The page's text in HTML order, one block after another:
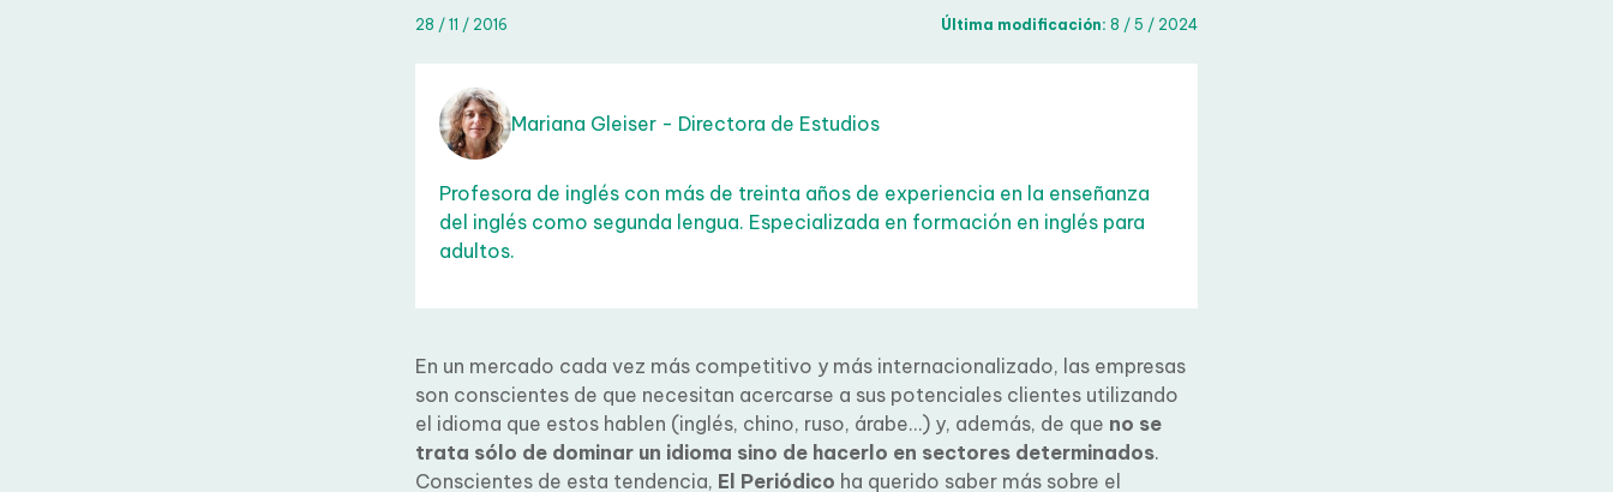
28 / 11 / 2016 Última modificación:8 / 5 / 2024
Mariana Gleiser - Directora de Estudios
Profesora de inglés con más de treinta años de experiencia en la enseñanza
del inglés como segunda lengua. Especializada en formación en inglés para
adultos.
En un mercado cada vez más competitivo y más internacionalizado, las empresas
son conscientes de que necesitan acercarse a sus potenciales clientes utilizando
el idioma que estos hablen (inglés, chino, ruso, árabe…) y, además, de que no se
trata sólo de dominar un idioma sino de hacerlo en sectores determinados.
Conscientes de esta tendencia, El Periódicoha querido saber más sobre el